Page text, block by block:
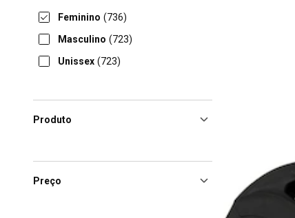
Feminino (736)
Masculino (723)
Unissex (723)
Produto
Preço